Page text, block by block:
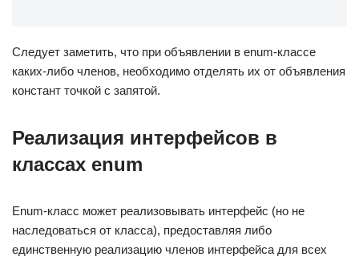
Следует заметить, что при объявлении в enum-классе
каких-либо членов, необходимо отделять их от объявления
констант точкой с запятой.
Реализация интерфейсов в
классах enum
Enum-класс может реализовывать интерфейс (но не
наследоваться от класса), предоставляя либо
единственную реализацию членов интерфейса для всех